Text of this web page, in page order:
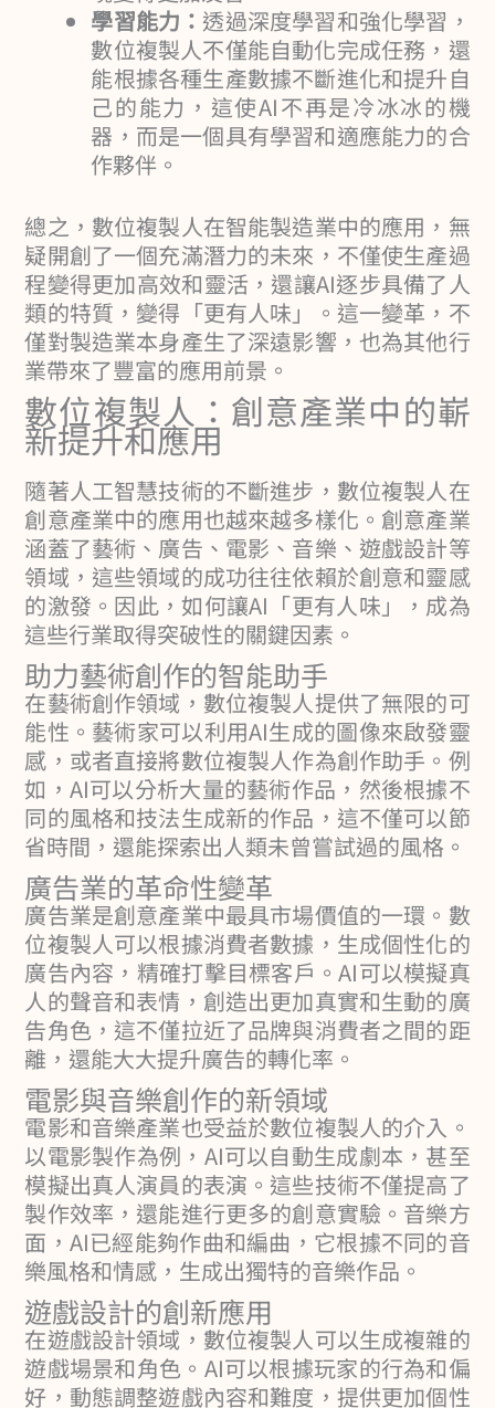
學習能力： 透過深度學習和強化學習，
數位複製人不僅能自動化完成任務，還
能根據各種生產數據不斷進化和提升自
己的能力，這使AI不再是冷冰冰的機
器，而是一個具有學習和適應能力的合
作夥伴。
總之，數位複製人在智能製造業中的應用，無
疑開創了一個充滿潛力的未來，不僅使生產過
程變得更加高效和靈活，還讓AI逐步具備了人
類的特質，變得「更有人味」。這一變革，不
僅對製造業本身產生了深遠影響，也為其他行
業帶來了豐富的應用前景。
數位複製人：創意產業中的嶄
新提升和應用
隨著人工智慧技術的不斷進步，數位複製人在
創意產業中的應用也越來越多樣化。創意產業
涵蓋了藝術、廣告、電影、音樂、遊戲設計等
領域，這些領域的成功往往依賴於創意和靈感
的激發。因此，如何讓AI「更有人味」，成為
這些行業取得突破性的關鍵因素。
助力藝術創作的智能助手
在藝術創作領域，數位複製人提供了無限的可
能性。藝術家可以利用AI生成的圖像來啟發靈
感，或者直接將數位複製人作為創作助手。例
如，AI可以分析大量的藝術作品，然後根據不
同的風格和技法生成新的作品，這不僅可以節
省時間，還能探索出人類未曾嘗試過的風格。
廣告業的革命性變革
廣告業是創意產業中最具市場價值的一環。數
位複製人可以根據消費者數據，生成個性化的
廣告內容，精確打擊目標客戶。AI可以模擬真
人的聲音和表情，創造出更加真實和生動的廣
告角色，這不僅拉近了品牌與消費者之間的距
離，還能大大提升廣告的轉化率。
電影與音樂創作的新領域
電影和音樂產業也受益於數位複製人的介入。
以電影製作為例，AI可以自動生成劇本，甚至
模擬出真人演員的表演。這些技術不僅提高了
製作效率，還能進行更多的創意實驗。音樂方
面，AI已經能夠作曲和編曲，它根據不同的音
樂風格和情感，生成出獨特的音樂作品。
遊戲設計的創新應用
在遊戲設計領域，數位複製人可以生成複雜的
遊戲場景和角色。AI可以根據玩家的行為和偏
好，動態調整遊戲內容和難度，提供更加個性